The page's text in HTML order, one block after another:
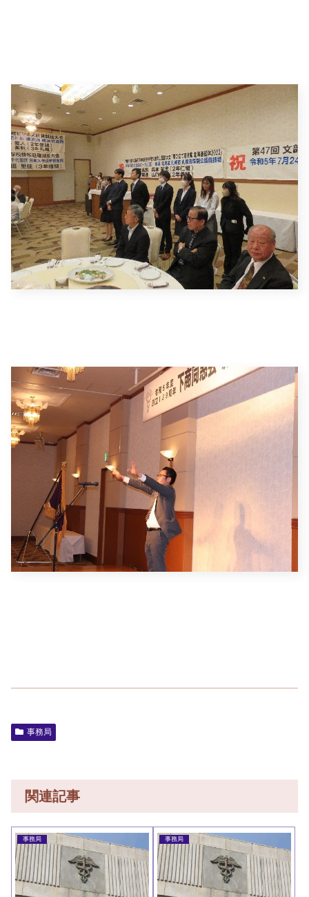
事務局
関連記事
事務局 事務局